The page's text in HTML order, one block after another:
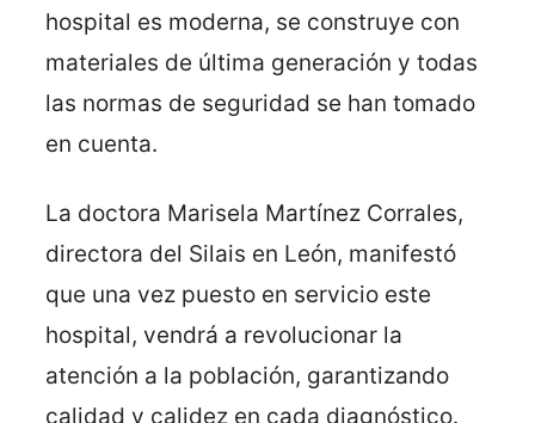
hospital es moderna, se construye con
materiales de última generación y todas
las normas de seguridad se han tomado
en cuenta.
La doctora Marisela Martínez Corrales,
directora del Silais en León, manifestó
que una vez puesto en servicio este
hospital, vendrá a revolucionar la
atención a la población, garantizando
calidad y calidez en cada diagnóstico.